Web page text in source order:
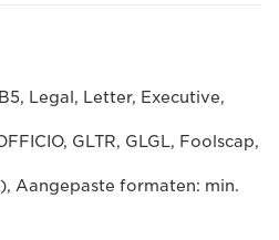
Legal, Letter, Executive,
GLTR, GLGL, Foolscap,
Aangepaste formaten: min.